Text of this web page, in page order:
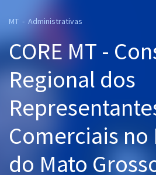
Cursos 20% OFF
Pós
Graduação
OAB
Mentorias
MT - Administrativas
CORE MT -
Regional dos
Comerciais no
do Mato